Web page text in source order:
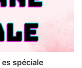
spéciale